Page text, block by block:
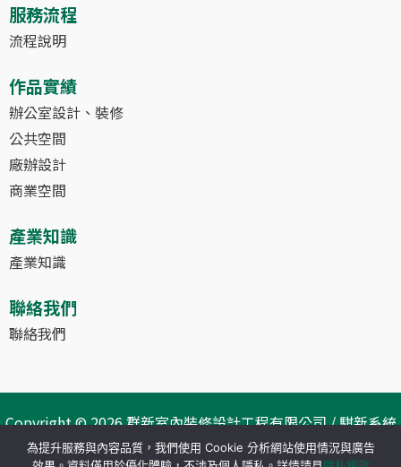
服務流程
流程說明
作品實績
辦公室設計、裝修
公共空間
廠辦設計
商業空間
產業知識
產業知識
聯絡我們
聯絡我們
Copyright © 2026 群新室內裝修設計工程有限公司 / 騏新系統
科技工程有限公司
為提升服務與內容品質，我們使用 Cookie 分析網站使用情況與廣告